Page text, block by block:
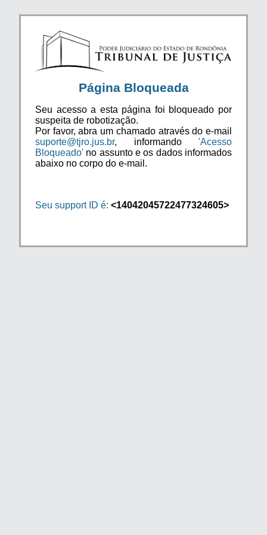
Página Bloqueada
Seu acesso a esta página foi bloqueado por
suspeita de robotização.
Por favor, abra um chamado através do e-mail
suporte@tjro.jus.br, informando 'Acesso
Bloqueado' no assunto e os dados informados
abaixo no corpo do e-mail.
Seu support ID é: <14042045722477324605>